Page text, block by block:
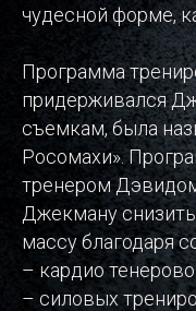
чудесной форме,
Программа
придерживался
съемкам, была
Росомахи».
тренером
Джекману
массу благодаря
– кардио
– силовых